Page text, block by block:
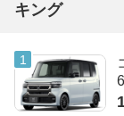
キング